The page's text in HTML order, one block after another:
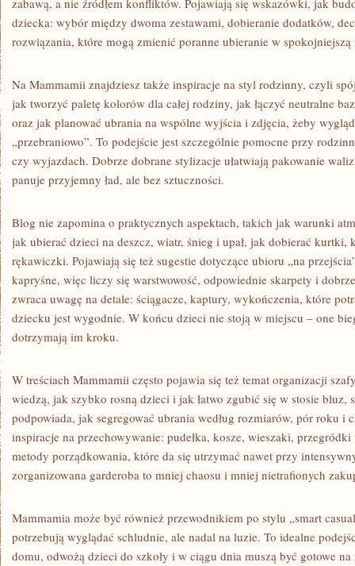
zabawą, a nie źródłem konfliktów. Pojawiają się wskazówki, jak
dziecka: wybór między dwoma zestawami, dobieranie dodatków,
rozwiązania, które mogą zmienić poranne ubieranie w spokojniejszą
Na Mammamii znajdziesz także inspiracje na styl rodzinny, czyli
jak tworzyć paletę kolorów dla całej rodziny, jak łączyć neutralne
oraz jak planować ubrania na wspólne wyjścia i zdjęcia, żeby
„przebraniowo”. To podejście jest szczególnie pomocne przy
czy wyjazdach. Dobrze dobrane stylizacje ułatwiają pakowanie
panuje przyjemny ład, ale bez sztuczności.
Blog nie zapomina o praktycznych aspektach, takich jak warunki
jak ubierać dzieci na deszcz, wiatr, śnieg i upał, jak dobierać kurtki,
rękawiczki. Pojawiają się też sugestie dotyczące ubioru „na
kapryśne, więc liczy się warstwowość, odpowiednie skarpety i
zwraca uwagę na detale: ściągacze, kaptury, wykończenia, które
dziecku jest wygodnie. W końcu dzieci nie stoją w miejscu – one
dotrzymają im kroku.
W treściach Mammamii często pojawia się też temat organizacji
wiedzą, jak szybko rosną dzieci i jak łatwo zgubić się w stosie
podpowiada, jak segregować ubrania według rozmiarów, pór roku i
inspiracje na przechowywanie: pudełka, kosze, wieszaki,
metody porządkowania, które da się utrzymać nawet przy
zorganizowana garderoba to mniej chaosu i mniej nietrafionych
Mammamia może być również przewodnikiem po stylu „smart
potrzebują wyglądać schludnie, ale nadal na luzie. To idealne
domu, odwożą dzieci do szkoły i w ciągu dnia muszą być gotowe